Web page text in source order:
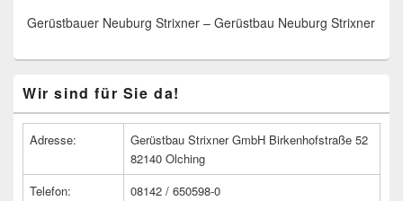
Gerüstbauer Neuburg Strixner – Gerüstbau Neuburg Strixner
Seitenleisten
Widget-
Wir sind für Sie da!
Adresse:
Gerüstbau Strixner GmbH Birkenhofstraße 52
82140 Olching
Telefon:
08142 / 650598-0